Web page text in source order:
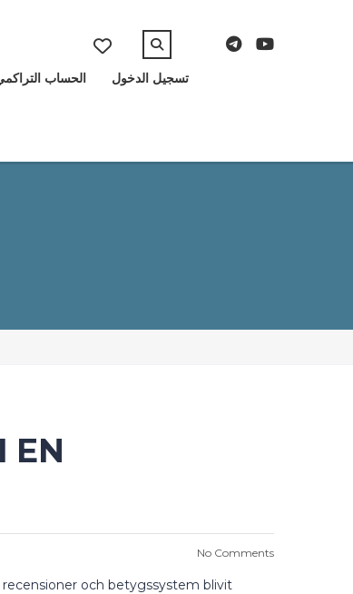
الحساب تسجيل الدخول
EN
No Comments
och betygssystem blivit